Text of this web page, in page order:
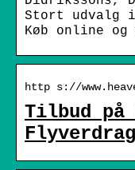
Stort udvalg
Køb online
http s://
Tilbud på